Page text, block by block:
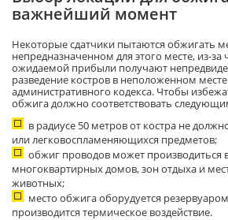
важнейший момент
Некоторые сдатчики пытаются обжигать
непредназначенном для этого месте, из-за
ожидаемой прибыли получают
разведение костров в неположенном
административного кодекса. Чтобы
обжига должно соответствовать
в радиусе 50 метров от костра не
или легковоспламеняющихся предметов;
обжиг проводов может производиться
многоквартирных домов, зон отдыха и
животных;
место обжига оборудуется
производится термическое воздействие.